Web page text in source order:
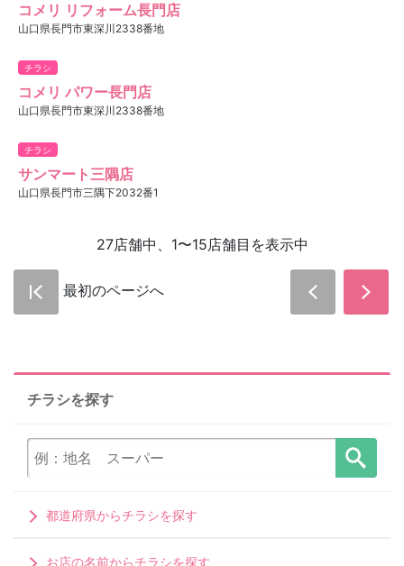
コメリ リフォーム長門店
山口県長門市東深川2338番地
チラシ
コメリ パワー長門店
山口県長門市東深川2338番地
チラシ
サンマート三隅店
山口県長門市三隅下2032番1
27店舗中、1〜15店舗目を表示中
最初のページへ
チラシを探す
都道府県からチラシを探す
お店の名前からチラシを探す